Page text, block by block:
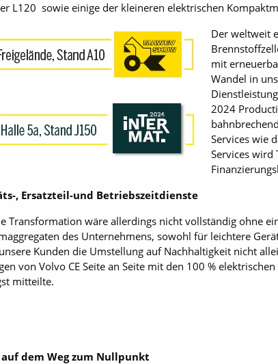
L120 sowie einige der kleineren elektrischen
Der weltweit
mit
Wandel in
2024
Services wie
Services wird
, Ersatzteil-und Betriebszeitdienste
Transformation wäre allerdings nicht vollständig ohne
des Unternehmens, sowohl für leichtere
Kunden die Umstellung auf Nachhaltigkeit nicht
von Volvo CE Seite an Seite mit den 100 %
mitteilte.
dem Weg zum Nullpunkt